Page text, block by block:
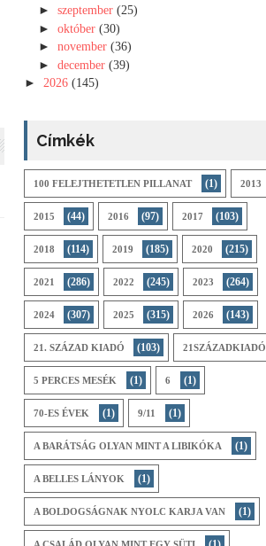
►szeptember(25)
►október(30)
►november(36)
►december(39)
► 2026 (145)
Címkék
100 FELEJTHETETLEN PILLANAT (1) 2013
2015 (44) 2016 (97) 2017 (103)
2018 (114) 2019 (185) 2020 (215)
2021 (286) 2022 (245) 2023 (264)
2024 (307) 2025 (315) 2026 (143)
21. SZÁZAD KIADÓ (103) 21SZÁZADKIADÓ
5 PERCES MESÉK (1) 6 (1)
70-ES ÉVEK (1) 9/11 (1)
A BARÁTSÁG OLYAN MINT A LIBIKÓKA (1)
A BELLES LÁNYOK (1)
A BOLDOGSÁGNAK NYOLC KARJA VAN (1)